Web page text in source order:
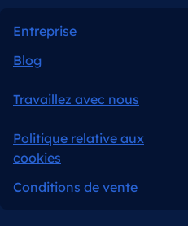
Entreprise
Blog
Travaillez avec nous
Politique relative aux
cookies
Conditions de vente